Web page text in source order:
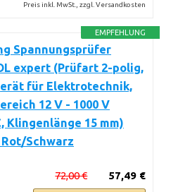
Preis inkl. MwSt., zzgl. Versandkosten
EMPFEHLUNG
Spannungsprüfer
expert (Prüfart 2-polig,
für Elektrotechnik,
12 V - 1000 V
Klingenlänge 15 mm)
Rot/Schwarz
57,49 €
72,00 €